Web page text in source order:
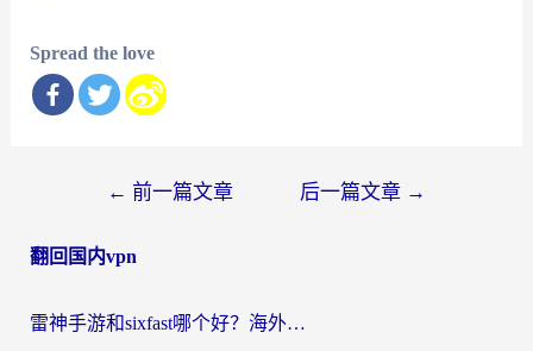
Spread the love
导
← 前一篇文章 后一篇文章 →
翻回国内vpn
雷神手游和sixfast哪个好？海外党亲测3款回国加速器，教你选对不踩坑